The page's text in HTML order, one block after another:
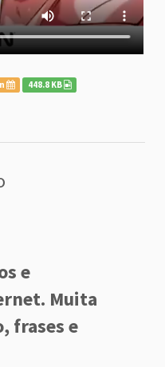
448.8 KB
e
Muita
frases e